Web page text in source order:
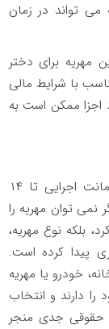
تواند در زمان
مهریه برای دختر
با شرایط مالی
اجزا ممکن است به
اجرایی تا ۱۴
نمی توان مهریه را
بلکه نوع مهریه،
پیدا کرده است.
خودرو یا مهریه
دارند و انتخاب
حقوقی جدی منجر